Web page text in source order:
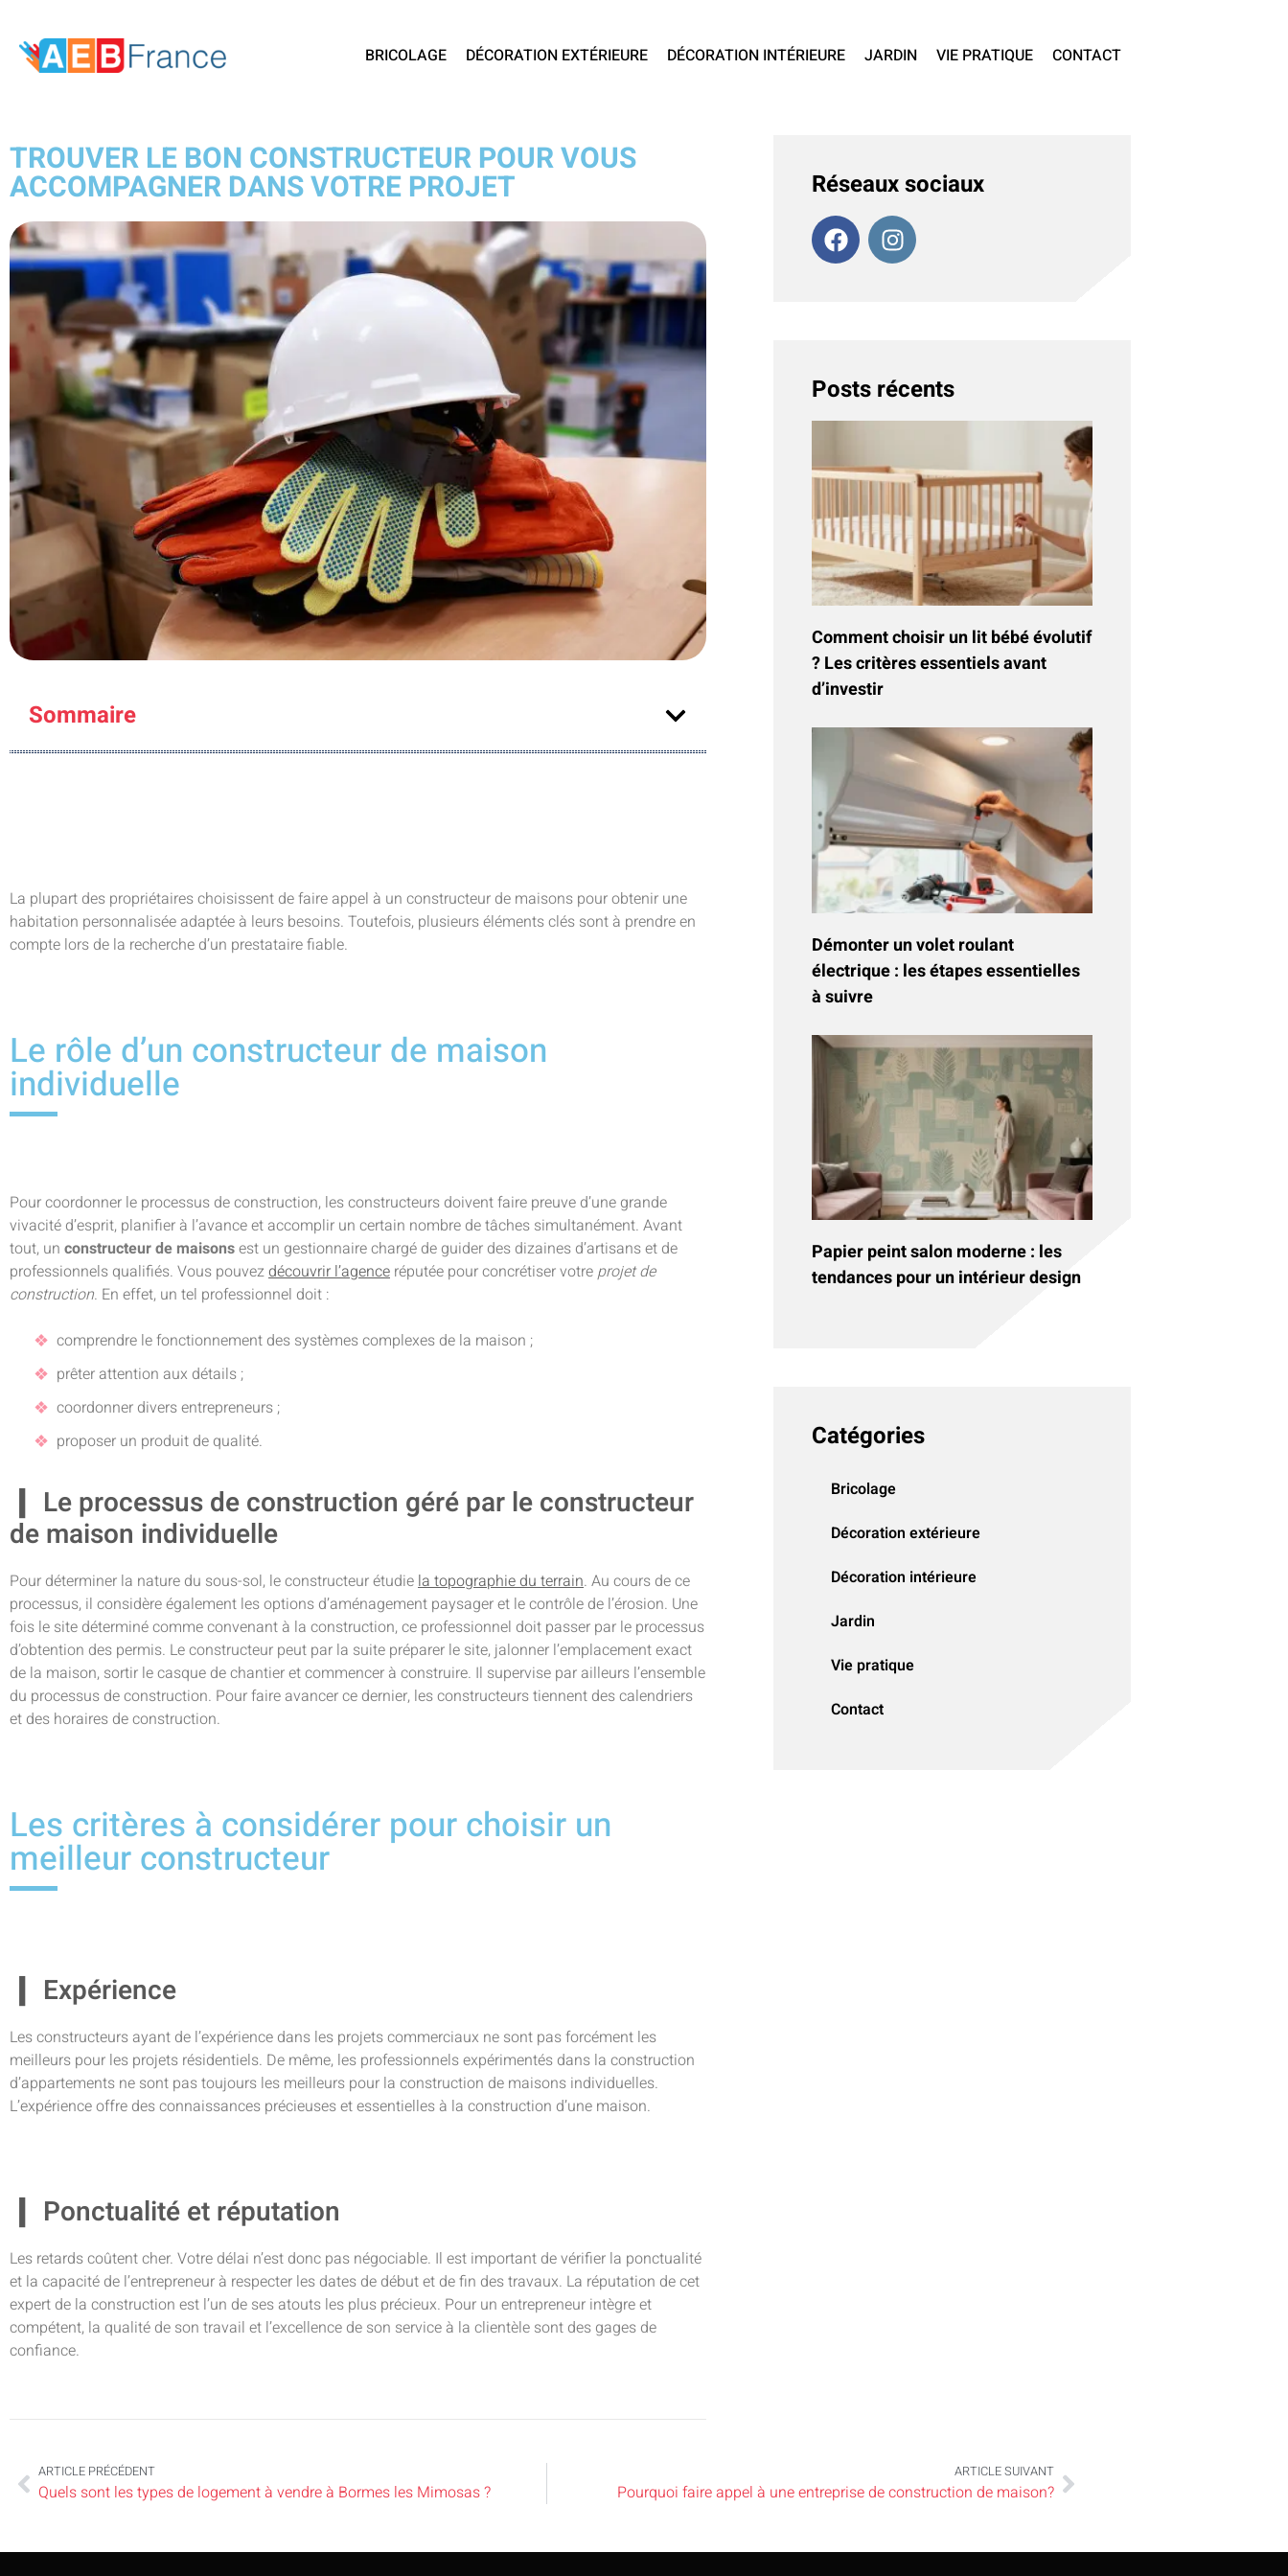
BRICOLAGE DÉCORATION EXTÉRIEURE DÉCORATION INTÉRIEURE JARDIN VIE PRATIQUE CONTACT
TROUVER LE BON CONSTRUCTEUR POUR VOUS
ACCOMPAGNER DANS VOTRE PROJET
Sommaire
La plupart des propriétaires choisissent de faire appel à un constructeur de maisons pour obtenir une
habitation personnalisée adaptée à leurs besoins. Toutefois, plusieurs éléments clés sont à prendre en
compte lors de la recherche d’un prestataire fiable.
Le rôle d’un constructeur de maison
individuelle
Pour coordonner le processus de construction, les constructeurs doivent faire preuve d’une grande
vivacité d’esprit, planifier à l’avance et accomplir un certain nombre de tâches simultanément. Avant
tout, un constructeur de maisonsest un gestionnaire chargé de guider des dizaines d’artisans et de
professionnels qualifiés. Vous pouvezdécouvrir l’agence réputée pour concrétiser votreprojet de
construction. En effet, un tel professionnel doit :
comprendre le fonctionnement des systèmes complexes de la maison ;
prêter attention aux détails ;
coordonner divers entrepreneurs ;
proposer un produit de qualité.
Le processus de construction géré par le constructeur
de maison individuelle
Pour déterminer la nature du sous-sol, le constructeur étudiela topographie du terrain. Au cours de ce
processus, il considère également les options d’aménagement paysager et le contrôle de l’érosion. Une
fois le site déterminé comme convenant à la construction, ce professionnel doit passer par le processus
d’obtention des permis. Le constructeur peut par la suite préparer le site, jalonner l’emplacement exact
de la maison, sortir le casque de chantier et commencer à construire. Il supervise par ailleurs l’ensemble
du processus de construction. Pour faire avancer ce dernier, les constructeurs tiennent des calendriers
et des horaires de construction.
Les critères à considérer pour choisir un
meilleur constructeur
Expérience
Les constructeurs ayant de l’expérience dans les projets commerciaux ne sont pas forcément les
meilleurs pour les projets résidentiels. De même, les professionnels expérimentés dans la construction
d’appartements ne sont pas toujours les meilleurs pour la construction de maisons individuelles.
L’expérience offre des connaissances précieuses et essentielles à la construction d’une maison.
Ponctualité et réputation
Les retards coûtent cher. Votre délai n’est donc pas négociable. Il est important de vérifier la ponctualité
et la capacité de l’entrepreneur à respecter les dates de début et de fin des travaux. La réputation de cet
expert de la construction est l’un de ses atouts les plus précieux. Pour un entrepreneur intègre et
compétent, la qualité de son travail et l’excellence de son service à la clientèle sont des gages de
confiance.
Réseaux sociaux
Posts récents
Comment choisir un lit bébé évolutif
? Les critères essentiels avant
d’investir
Démonter un volet roulant
électrique : les étapes essentielles
à suivre
Papier peint salon moderne : les
tendances pour un intérieur design
Catégories
Bricolage
Décoration extérieure
Décoration intérieure
Jardin
Vie pratique
Contact
ARTICLE PRÉCÉDENT
Quels sont les types de logement à vendre à Bormes les Mimosas ?
ARTICLE SUIVANT
Pourquoi faire appel à une entreprise de construction de maison?